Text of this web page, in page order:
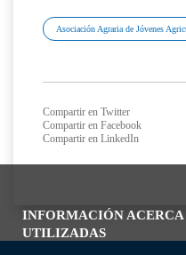
INFORMACIÓN
UTILIZADAS
Asociación Agraria de Jóvenes
Compartir en Twitter
Compartir en Facebook
Compartir en LinkedIn